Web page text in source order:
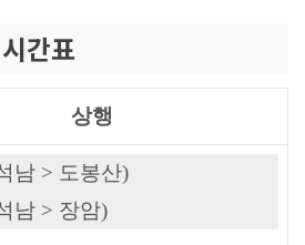
간표
상행
남 > 도봉산)
남 > 장암)